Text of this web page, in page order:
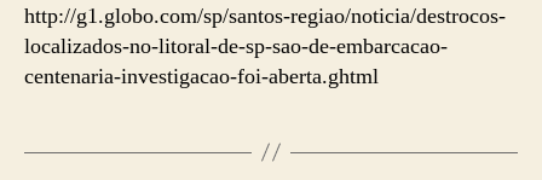
http://g1.globo.com/sp/santos-regiao/noticia/destrocos-
localizados-no-litoral-de-sp-sao-de-embarcacao-
centenaria-investigacao-foi-aberta.ghtml